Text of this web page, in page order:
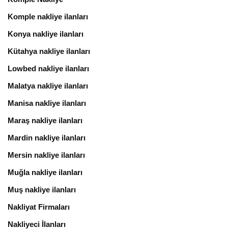
Komple nakliye ilanları
Konya nakliye ilanları
Kütahya nakliye ilanları
Lowbed nakliye ilanları
Malatya nakliye ilanları
Manisa nakliye ilanları
Maraş nakliye ilanları
Mardin nakliye ilanları
Mersin nakliye ilanları
Muğla nakliye ilanları
Muş nakliye ilanları
Nakliyat Firmaları
Nakliyeci İlanları